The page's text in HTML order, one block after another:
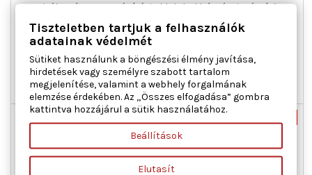
Ajtók száma : 5, Beépítési oldal : bal hátsó, Kiegészítő
cikk/kiegészítő info : Villanymotor nélkül, Működési mód :
elektromos, Páros cikkszám : 350103161800
Ár
41 455 Ft
ár
 Kosárba Bővebben
 Nincs-készleten
Akciós!
Tiszteletben tartjuk a felhasználók
adatainak védelmét
Sütiket használunk a böngészési élmény javítása,
hirdetések vagy személyre szabott tartalom
megjelenítése, valamint a webhely forgalmának
elemzése érdekében. Az „Összes elfogadása” gombra
kattintva hozzájárul a sütik használatához.
Beállítások
Elutasít